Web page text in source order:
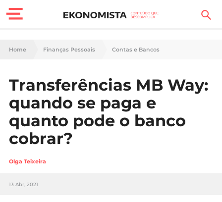
Finanças Pessoais
Carreira
Casa
Lifestyle
Sociedade
Tecnologia
Home Finanças Pessoais Contas e Bancos
Transferências MB Way:
quando se paga e
quanto pode o banco
cobrar?
Olga Teixeira
13 Abr, 2021